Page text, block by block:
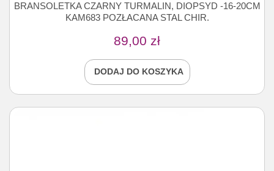
BRANSOLETKA CZARNY TURMALIN, DIOPSYD -16-20CM
KAM683 POZŁACANA STAL CHIR.
89,00 zł
DODAJ DO KOSZYKA